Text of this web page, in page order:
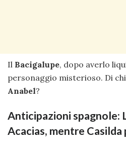
Il Bacigalupe, dopo averlo
personaggio misterioso. Di
Anabel?
Anticipazioni spagnole:
Acacias, mentre Casilda